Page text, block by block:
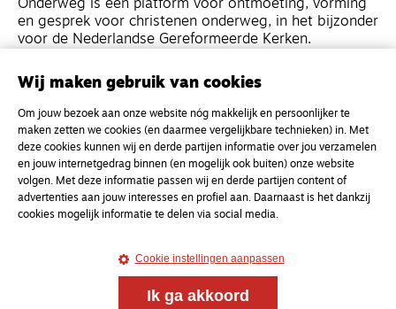
Onderweg is een platform voor ontmoeting, vorming
en gesprek voor christenen onderweg, in het bijzonder
voor de Nederlandse Gereformeerde Kerken.
MagazineOnderweg
Kvk-nummer 33277063
NL46 INGB 0117 5827 86
info@onderwegonline.nl
Wij maken gebruik van cookies
Om jouw bezoek aan onze website nóg makkelijk en persoonlijker te
maken zetten we cookies (en daarmee vergelijkbare technieken) in. Met
deze cookies kunnen wij en derde partijen informatie over jou verzamelen
en jouw internetgedrag binnen (en mogelijk ook buiten) onze website
volgen. Met deze informatie passen wij en derde partijen content of
advertenties aan jouw interesses en profiel aan. Daarnaast is het dankzij
cookies mogelijk informatie te delen via social media.
Cookie instellingen aanpassen
Ik ga akkoord